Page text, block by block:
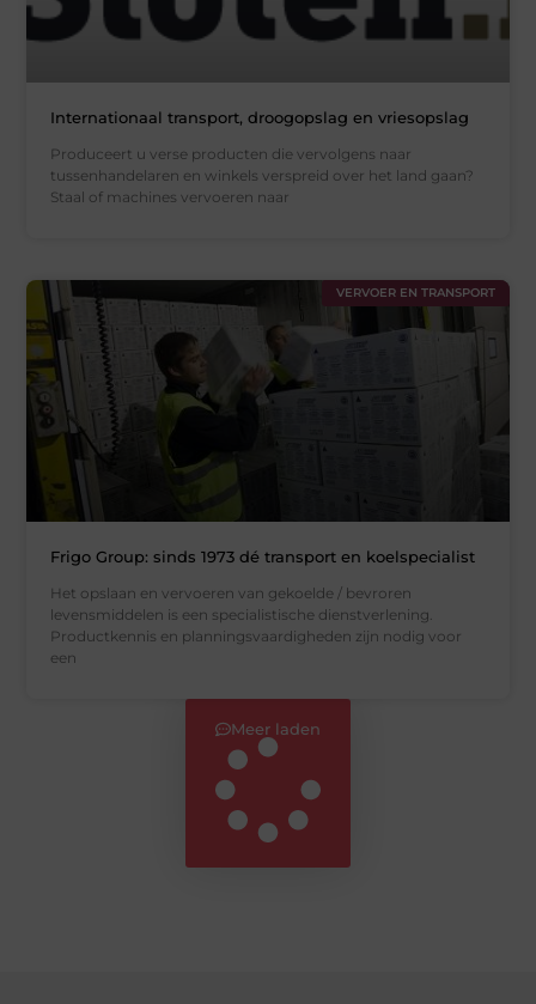
Internationaal transport, droogopslag en vriesopslag
Produceert u verse producten die vervolgens naar
tussenhandelaren en winkels verspreid over het land gaan?
Staal of machines vervoeren naar
VERVOER EN TRANSPORT
Frigo Group: sinds 1973 dé transport en koelspecialist
Het opslaan en vervoeren van gekoelde / bevroren
levensmiddelen is een specialistische dienstverlening.
Productkennis en planningsvaardigheden zijn nodig voor
een
Meer laden